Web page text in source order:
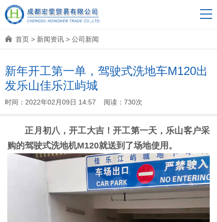
首页 > 新闻资讯 > 公司新闻
新年开工第一单，驾驶式洗地车M120出
发乐山佳乐江屿城
时间：2022年02月09日 14:57 阅读：730次
正月初八，开工大吉！开工第一天，乐山客户采
购的驾驶式洗地机M120就送到了场地使用。